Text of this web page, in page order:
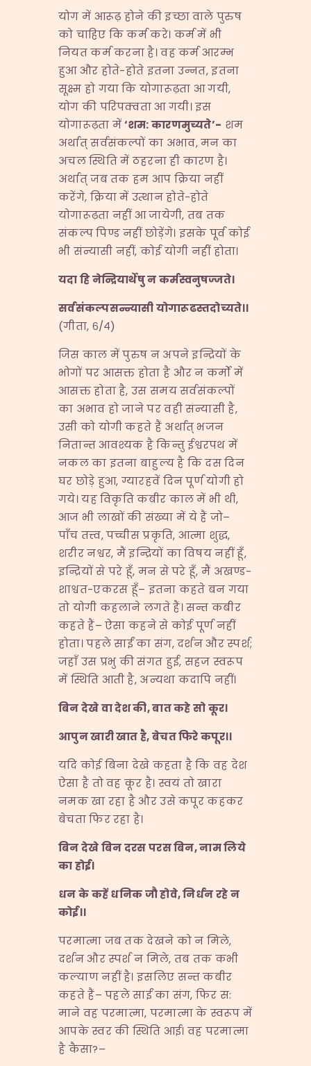
योग में आरूढ़ होने की इच्छा वाले पुरुष
को चाहिए कि कर्म करे। कर्म में भी
नियत कर्म करना है। वह कर्म आरम्भ
हुआ और होते-होते इतना उन्नत, इतना
सूक्ष्म हो गया कि योगारूढ़ता आ गयी,
योग की परिपक्वता आ गयी। इस
योगारूढ़ता में‘शम:कारणमुच्यते’- शम
अर्थात् सर्वसंकल्पों का अभाव, मन का
अचल स्थिति में ठहरना ही कारण है।
अर्थात् जब तक हम आप क्रिया नहीं
करेंगे, क्रिया में उत्थान होते-होते
योगारूढ़ता नहीं आ जायेगी, तब तक
संकल्प पिण्ड नहीं छोड़ेंगे। इसके पूर्व कोई
भी संन्यासी नहीं, कोई योगी नहीं होता।
यदा हि नेन्द्रियार्थेषु न कर्मस्वनुषज्जते।
सर्वसंकल्पसन्न्यासी योगारूढस्तदोच्यते।।
(गीता, ६/४)
जिस काल में पुरुष न अपने इन्द्रियों के
भोगों पर आसक्त होता है और न कर्मों में
आसक्त होता है, उस समय सर्वसंकल्पों
का अभाव हो जाने पर वही संन्यासी है,
उसी को योगी कहते हैं अर्थात् भजन
नितान्त आवश्यक है किन्तु ईश्वरपथ में
नकल का इतना बाहुल्य है कि दस दिन
घर छोड़े हुआ, ग्यारहवें दिन पूर्ण योगी हो
गये। यह विकृति कबीर काल में भी थी,
आज भी लाखों की संख्या में ये हैं जो–
पाँच तत्त्व, पच्चीस प्रकृति, आत्मा शुद्ध,
शरीर नश्वर, मैं इन्द्रियों का विषय नहीं हूँ,
इन्द्रियों से परे हूँ, मन से परे हूँ, मैं अखण्ड-
शाश्वत-एकरस हूँ– इतना कहते बन गया
तो योगी कहलाने लगते हैं। सन्त कबीर
कहते हैं– ऐसा कहने से कोई पूर्ण नहीं
होता। पहले साईं का संग, दर्शन और स्पर्श;
जहाँ उस प्रभु की संगत हुई, सहज स्वरूप
में स्थिति आती है, अन्यथा कदापि नहीं।
बिन देखे वा देश की,बात कहे सो कूर।
आपुन खारी खात है,बेचत फिरे कपूर।।
यदि कोई बिना देखे कहता है कि वह देश
ऐसा है तो वह कूर है। स्वयं तो खारा
नमक खा रहा है और उसे कपूर कहकर
बेचता फिर रहा है।
बिन देखे बिन दरस परस बिन,नाम लिये
का होई।
धन के कहें धनिक जौ होवे,निर्धन रहे न
कोई।।
परमात्मा जब तक देखने को न मिले,
दर्शन और स्पर्श न मिले, तब तक कभी
कल्याण नहीं है। इसलिए सन्त कबीर
कहते हैं– पहले साईं का संग, फिर स:
माने वह परमात्मा, परमात्मा के स्वरूप में
आपके स्वर की स्थिति आई। वह परमात्मा
है कैसा?–